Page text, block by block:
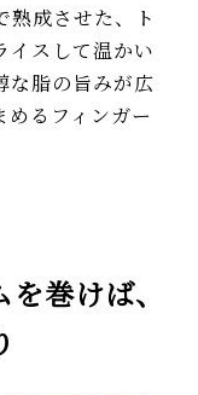
熟成させた、ト
イスして温かい
な脂の旨みが広
めるフィンガー
巻けば、